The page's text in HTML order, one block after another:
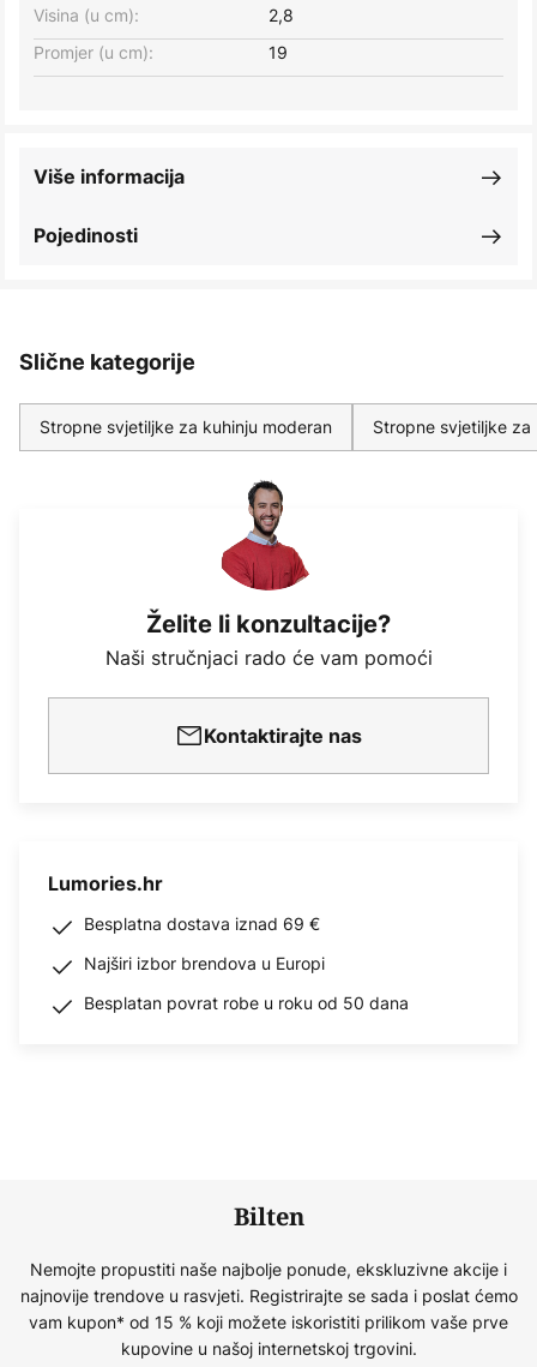
Visina (u cm):
2,8
Promjer (u cm):
19
Pojedinosti
Više informacija
Slične kategorije
Stropne svjetiljke za kuhinju moderan Stropne svjetiljke za
Želite li konzultacije?
Naši stručnjaci rado će vam pomoći
Kontaktirajte nas
Lumories.hr
Besplatna dostava iznad 69 €
Najširi izbor brendova u Europi
Besplatan povrat robe u roku od 50 dana
Bilten
Nemojte propustiti naše najbolje ponude, ekskluzivne akcije i
najnovije trendove u rasvjeti. Registrirajte se sada i poslat ćemo
vam kupon* od 15 % koji možete iskoristiti prilikom vaše prve
kupovine u našoj internetskoj trgovini.